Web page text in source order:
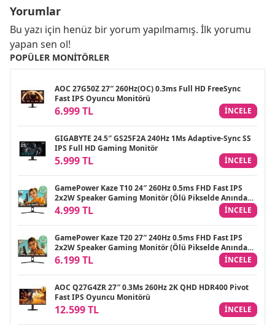
Yorumlar
Bu yazı için henüz bir yorum yapılmamış. İlk yorumu
yapan sen ol!
POPÜLER MONITÖRLER
AOC 27G50Z 27″ 260Hz(OC) 0.3ms Full HD FreeSync
Fast IPS Oyuncu Monitörü
6.999 TL INCELE
GIGABYTE 24.5″ GS25F2A 240Hz 1Ms Adaptive-Sync SS
IPS Full HD Gaming Monitör
5.999 TL INCELE
GamePower Kaze T10 24″ 260Hz 0.5ms FHD Fast IPS
2x2W Speaker Gaming Monitör (Ölü Pikselde Anında
Değişim)
4.999 TL INCELE
GamePower Kaze T20 27″ 240Hz 0.5ms FHD Fast IPS
2x2W Speaker Gaming Monitör (Ölü Pikselde Anında
Değişim)
6.199 TL INCELE
AOC Q27G4ZR 27″ 0.3Ms 260Hz 2K QHD HDR400 Pivot
Fast IPS Oyuncu Monitörü
12.599 TL INCELE